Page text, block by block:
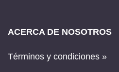
ACERCA DE NOSOTROS
Términos y condiciones »